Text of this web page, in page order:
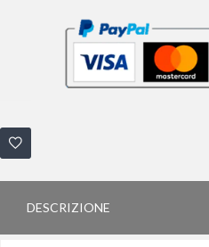
DESCRIZIONE